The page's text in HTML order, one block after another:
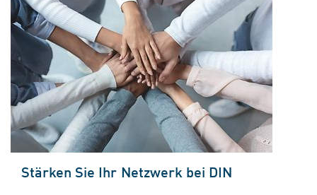
Stärken Sie Ihr Netzwerk bei DIN